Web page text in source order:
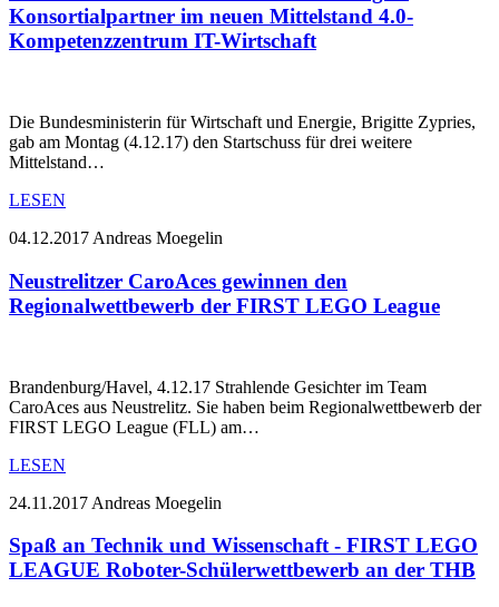
Konsortialpartner im neuen Mittelstand 4.0-
Kompetenzzentrum IT-Wirtschaft
Die Bundesministerin für Wirtschaft und Energie, Brigitte Zypries,
gab am Montag (4.12.17) den Startschuss für drei weitere
Mittelstand…
LESEN
04.12.2017 Andreas Moegelin
Neustrelitzer CaroAces gewinnen den
Regionalwettbewerb der FIRST LEGO League
Brandenburg/Havel, 4.12.17 Strahlende Gesichter im Team
CaroAces aus Neustrelitz. Sie haben beim Regionalwettbewerb der
FIRST LEGO League (FLL) am…
LESEN
24.11.2017 Andreas Moegelin
Spaß an Technik und Wissenschaft - FIRST LEGO
LEAGUE Roboter-Schülerwettbewerb an der THB